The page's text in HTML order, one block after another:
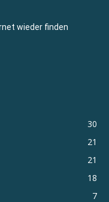
wieder finden
30
21
21
18
7